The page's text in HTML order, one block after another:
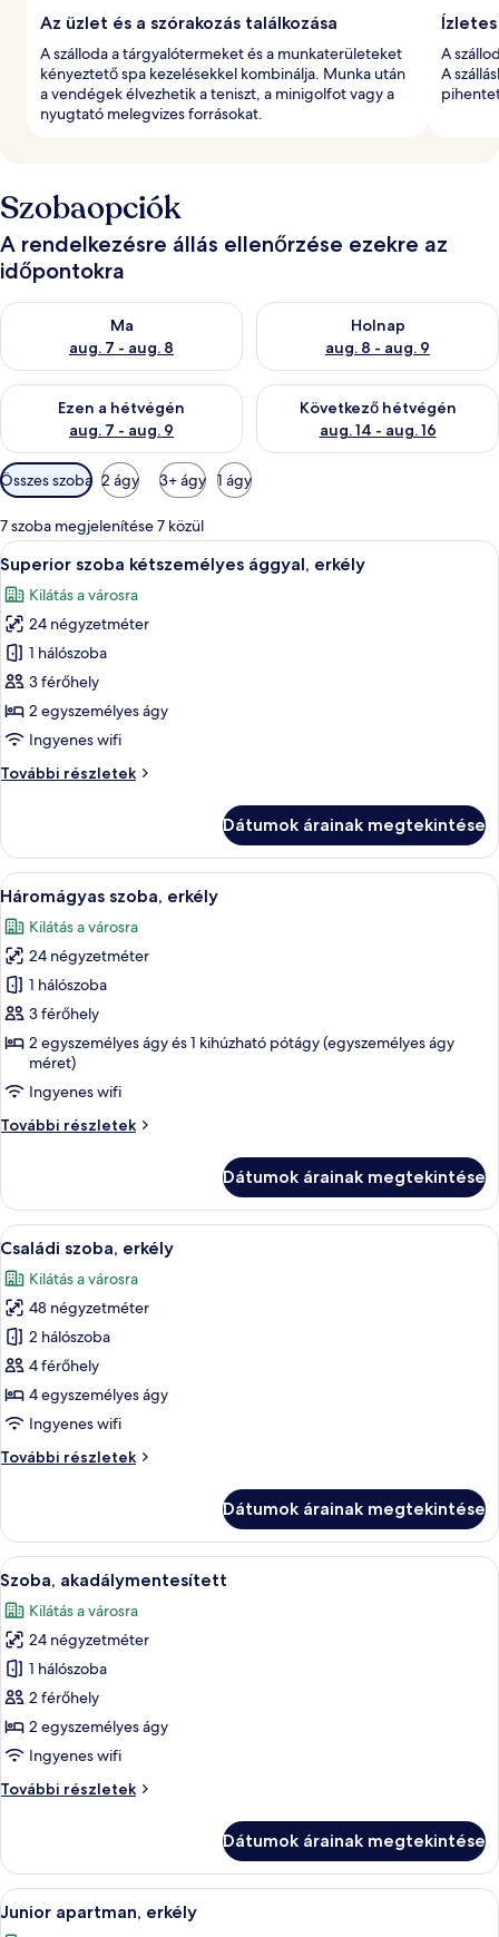
Az üzlet és a szórakozás találkozása
A szálloda a tárgyalótermeket és a munkaterületeket
kényeztető spa kezelésekkel kombinálja. Munka után
a vendégek élvezhetik a teniszt, a minigolfot vagy a
nyugtató melegvizes forrásokat.
A
A
Szobaopciók
A rendelkezésre állás ellenőrzése ezekre az
időpontokra
Ma
aug. 7 - aug. 8
A ma esti rendelkezésre állás ellenőrzése: aug. 7 - aug. 8
Holnap
aug. 8 - aug. 9
A holnapi rendelkezésre állás
Ezen a hétvégén
aug. 7 - aug. 9
A mostani hétvégi rendelkezésre állás ellenőrzése: aug. 7 -
Következő hétvégén
aug. 14 - aug. 16
A következő hétvégi
Szobákhoz
rendelkezésre
álló
szűrők
Összes szoba 2 ágy 3+ ágy 1 ágy
7 szoba megjelenítése 7 közül
A
következő
szoba
összes
képének
megtekintése:
Superior
szoba
kétszemélyes
ággyal,
Egy szállodai szoba, amelyben
7
Superior szoba kétszemélyes ággyal, erkély
Kilátás a városra
24 négyzetméter
1 hálószoba
3 férőhely
2 egyszemélyes ágy
Ingyenes wifi
További részletek
Superior
erkély
további
részletei
Dátumok árainak megtekintése
A
következő
szoba
összes
képének
megtekintése:
Háromágyas
szoba,
erkély
Egy szállodai szoba, amelyben
6
Háromágyas szoba, erkély
Kilátás a városra
24 négyzetméter
1 hálószoba
3 férőhely
2 egyszemélyes ágy és 1 kihúzható pótágy (egyszemélyes ágy
méret)
Ingyenes wifi
További részletek
Háromágyas
részletei
Dátumok árainak megtekintése
A
következő
szoba
összes
képének
megtekintése:
Családi
szoba,
erkély
Egy szállodai szoba két ággyal,
6
Családi szoba, erkély
Kilátás a városra
48 négyzetméter
2 hálószoba
4 férőhely
4 egyszemélyes ágy
Ingyenes wifi
További részletek
Családi
részletei
Dátumok árainak megtekintése
A
következő
szoba
összes
képének
megtekintése:
Szoba,
akadálymentesített
Egy szállodai szoba, melyben van
5
Szoba, akadálymentesített
Kilátás a városra
24 négyzetméter
1 hálószoba
2 férőhely
2 egyszemélyes ágy
Ingyenes wifi
További részletek
Szoba,
Dátumok árainak megtekintése
A
következő
Egy szállodai szoba erkéllyel,
8
Junior apartman, erkély